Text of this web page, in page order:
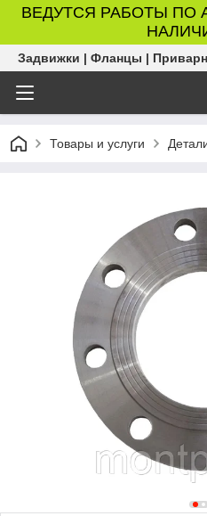
ВЕДУТСЯ РАБОТЫ ПО
Задвижки | Фланцы |
Товары и услуги